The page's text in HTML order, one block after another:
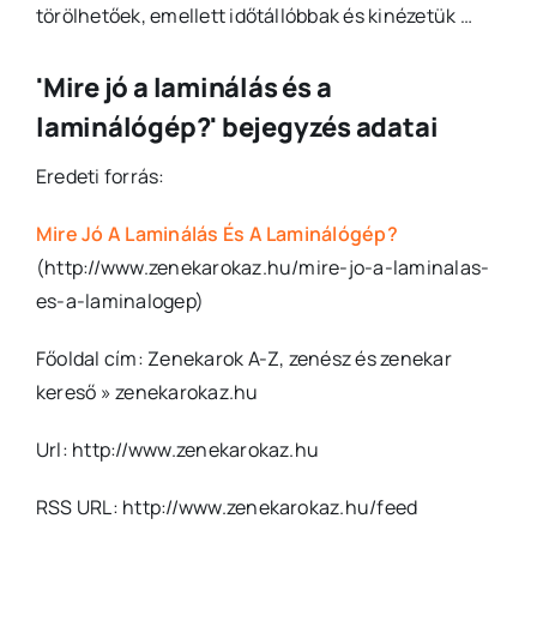
törölhetőek, emellett időtállóbbak és kinézetük …
'Mire jó a laminálás és a
laminálógép?' bejegyzés adatai
Eredeti forrás:
Mire Jó A Laminálás És A Laminálógép?
(http://www.zenekarokaz.hu/mire-jo-a-laminalas-
es-a-laminalogep)
Főoldal cím: Zenekarok A-Z, zenész és zenekar
kereső » zenekarokaz.hu
Url: http://www.zenekarokaz.hu
RSS URL: http://www.zenekarokaz.hu/feed